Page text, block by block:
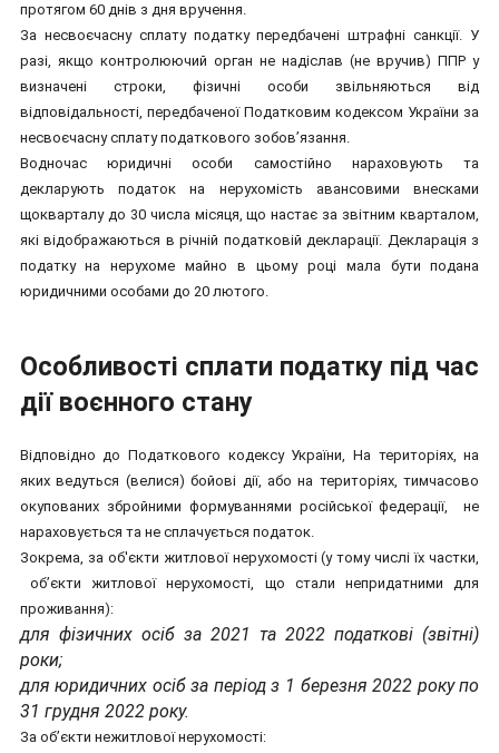
протягом 60 днів з дня вручення.
За несвоєчасну сплату податку передбачені штрафні санкції. У
разі, якщо контролюючий орган не надіслав (не вручив) ППР у
визначені строки, фізичні особи звільняються від
відповідальності, передбаченої Податковим кодексом України за
несвоєчасну сплату податкового зобов’язання.
Водночас юридичні особи самостійно нараховують та
декларують податок на нерухомість авансовими внесками
щокварталу до 30 числа місяця, що настає за звітним кварталом,
які відображаються в річній податковій декларації. Декларація з
податку на нерухоме майно в цьому році мала бути подана
юридичними особами до 20 лютого.
Особливості сплати податку під час
дії воєнного стану
Відповідно до Податкового кодексу України, На територіях, на
яких ведуться (велися) бойові дії, або на територіях, тимчасово
окупованих збройними формуваннями російської федерації, не
нараховується та не сплачується податок.
Зокрема, за об'єкти житлової нерухомості (у тому числі їх частки,
об’єкти житлової нерухомості, що стали непридатними для
проживання):
для фізичних осіб за 2021 та 2022 податкові (звітні)
роки;
для юридичних осіб за період з 1 березня 2022 року по
31 грудня 2022 року.
За об’єкти нежитлової нерухомості: